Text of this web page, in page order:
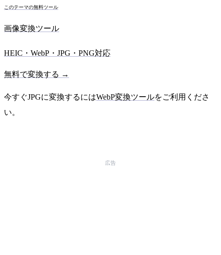
このテーマの無料ツール
画像変換ツール
HEIC・WebP・JPG・PNG対応
無料で変換する →
今すぐJPGに変換するにはWebP変換ツールをご利用くださ
い。
広告